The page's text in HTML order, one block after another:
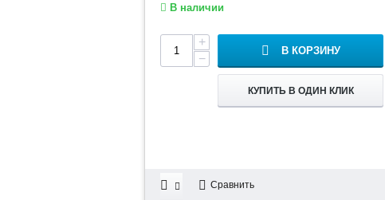
В наличии
+
−
В КОРЗИНУ
КУПИТЬ В ОДИН КЛИК
Сравнить